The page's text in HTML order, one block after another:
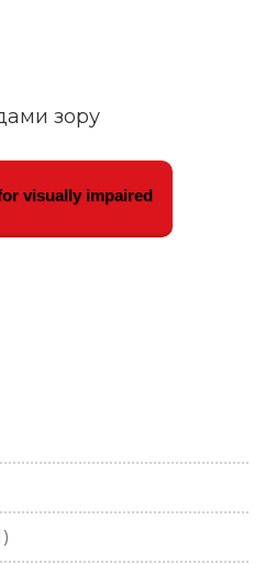
зору
visually impaired